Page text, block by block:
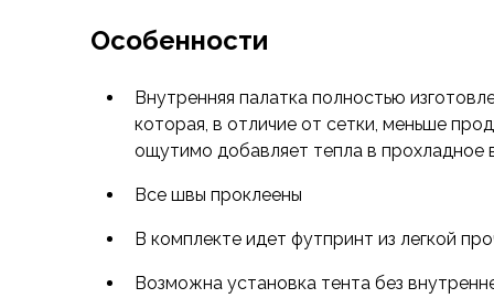
Термобелье
Термолеггинсы
Термотрусы
Толстовки, худи
Нижнее белье
Обувь
Ботинки
условиях.
для легкоходов, горных туристов, треккеров
Особенности
Внутренняя палатка полностью
которая, в отличие от сетки, меньше
ощутимо добавляет тепла в прохладное
Все швы проклеены
В комплекте идет футпринт из легкой
Возможна установка тента без